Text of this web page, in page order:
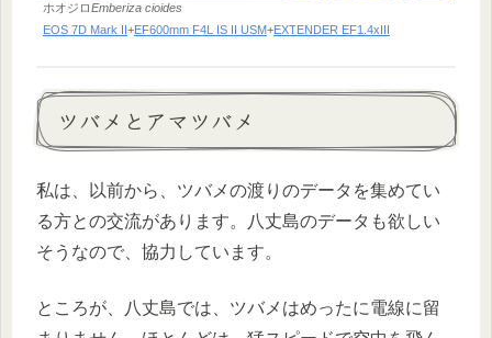
ホオジロEmberiza cioides
EOS 7D Mark II+EF600mm F4L IS II USM+EXTENDER EF1.4xIII
ツバメとアマツバメ
私は、以前から、ツバメの渡りのデータを集めてい
る方との交流があります。八丈島のデータも欲しい
そうなので、協力しています。
ところが、八丈島では、ツバメはめったに電線に留